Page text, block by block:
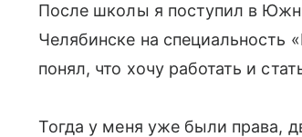
После школы я поступил в
Челябинске на специальность
понял, что хочу работать и
Тогда у меня уже были права,